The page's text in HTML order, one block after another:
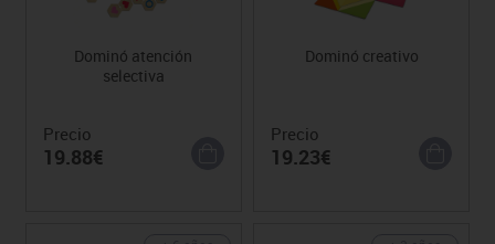
Dominó atención
selectiva
Precio
19.88€
Dominó creativo
Precio
19.23€